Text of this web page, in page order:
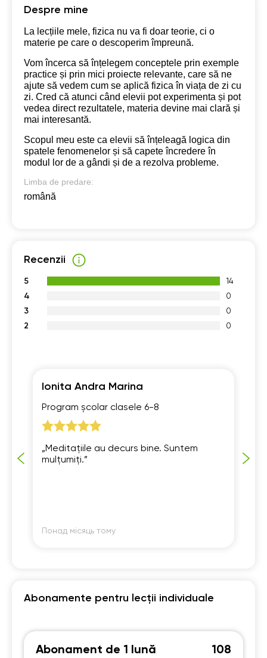
17:30
18:00
20:00
Despre mine
La lecțiile mele, fizica nu va fi doar teorie, ci o
materie pe care o descoperim împreună.
Vom încerca să înțelegem conceptele prin exemple
practice și prin mici proiecte relevante, care să ne
ajute să vedem cum se aplică fizica în viața de zi cu
zi. Cred că atunci când elevii pot experimenta și pot
vedea direct rezultatele, materia devine mai clară și
mai interesantă.
Scopul meu este ca elevii să înțeleagă logica din
spatele fenomenelor și să capete încredere în
modul lor de a gândi și de a rezolva probleme.
Limba de predare:
română
Recenzii
5
14
4
0
3
0
2
0
Ionita Andra Marina
Program școlar clasele 6-8
„Meditațiile au decurs bine. Suntem
mulțumiți.”
Понад місяць тому
Abonamente pentru lecții individuale
Abonament de 1 lună 108